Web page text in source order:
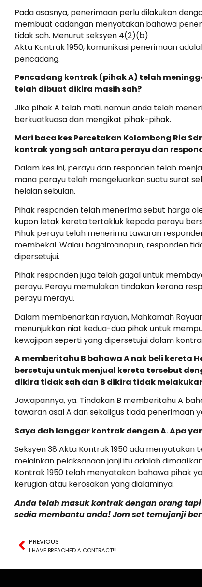
Pada asasnya, penerimaan perlu dilakukan
membuat cadangan menyatakan bahawa
tidak sah. Menurut seksyen 4(2)(b)
Akta Kontrak 1950, komunikasi penerimaan
pencadang.
Pencadang kontrak (pihak A) telah
telah dibuat dikira masih sah?
Jika pihak A telah mati, namun anda telah
berkuatkuasa dan mengikat pihak-pihak.
Mari baca kes Percetakan Kolombong Ria
kontrak yang sah antara perayu dan
Dalam kes ini, perayu dan responden telah
mana perayu telah mengeluarkan suatu surat
helaian sebulan.
Pihak responden telah menerima sebut harga
kupon letak kereta tertakluk kepada perayu
Pihak perayu telah menerima tawaran
membekal. Walau bagaimanapun, responden
dipersetujui.
Pihak responden juga telah gagal untuk
perayu. Perayu memulakan tindakan kerana
perayu merayu.
Dalam membenarkan rayuan, Mahkamah
menunjukkan niat kedua-dua pihak untuk
kewajipan seperti yang dipersetujui dalam
A memberitahu B bahawa A nak beli kereta
bersetuju untuk menjual kereta tersebut
dikira tidak sah dan B dikira tidak
Jawapannya, ya. Tindakan B memberitahu A
tawaran asal A dan sekaligus tiada penerimaan
Saya dah langgar kontrak dengan A. Apa
Seksyen 38 Akta Kontrak 1950 ada
melainkan pelaksanaan janji itu adalah
Kontrak 1950 telah menyatakan bahawa pihak
kerugian atau kerosakan yang dialaminya.
Anda telah masuk kontrak dengan orang
sedia membantu anda! Jom set temujanji
PREVIOUS
I HAVE BREACHED A CONTRACT!!!